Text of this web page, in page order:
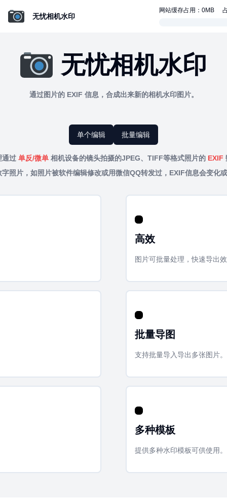
无忧相机水印
网站缓存占用： 0MB
无忧相机水印
通过图片的 EXIF 信息，合成出来新的相机水印图片。
单个编辑 批量编辑
通过 单反/微单 相机设备的镜头拍摄的JPEG、TIFF等格式照片的 EXIF
照片，如照片被软件编辑修改或用微信QQ转发过，EXIF信息会变化
高效
图片可批量处理，快速导出
批量导图
支持批量导入导出多张图片。
多种模板
提供多种水印模板可供使用。